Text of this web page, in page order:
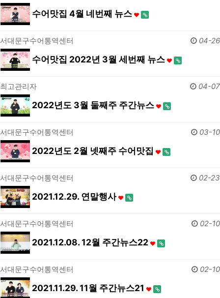
수어맛집 4월 네번째 뉴스
서대문구수어통역센터 04-26
수어맛집 2022년 3월 세번째 뉴스
최고관리자 04-07
2022년도 3월 둘째주 주간뉴스
서대문구수어통역센터 03-10
2022년도 2월 넷째주 수어맛집
서대문구수어통역센터 02-23
2021.12.29. 연말행사
서대문구수어통역센터 02-10
2021.12.08. 12월 주간뉴스22
서대문구수어통역센터 02-10
2021.11.29. 11월 주간뉴스21